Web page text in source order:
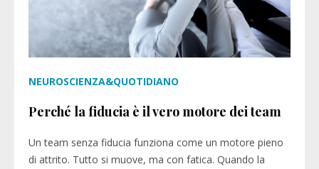
NEUROSCIENZA&QUOTIDIANO
Perché la fiducia è il vero motore dei team
Un team senza fiducia funziona come un motore pieno
di attrito. Tutto si muove, ma con fatica. Quando la